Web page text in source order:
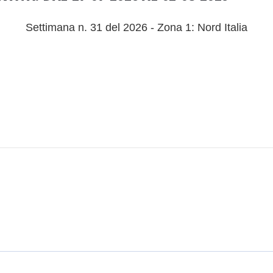
Settimana n. 31 del 2026 - Zona 1: Nord Italia